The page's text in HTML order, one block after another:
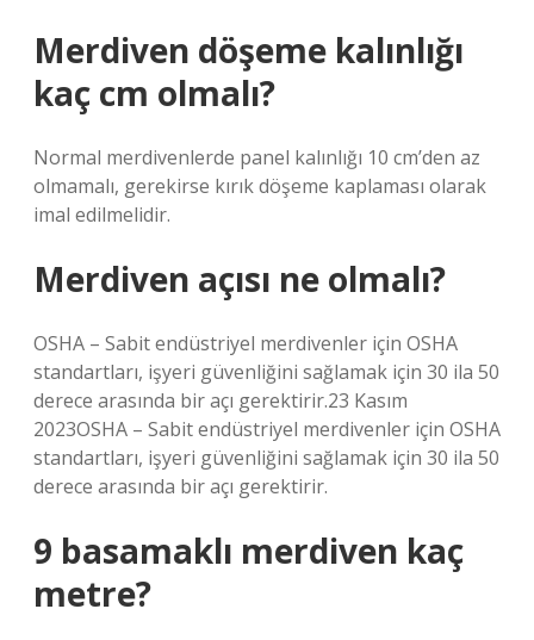
Merdiven döşeme kalınlığı
kaç cm olmalı?
Normal merdivenlerde panel kalınlığı 10 cm’den az
olmamalı, gerekirse kırık döşeme kaplaması olarak
imal edilmelidir.
Merdiven açısı ne olmalı?
OSHA – Sabit endüstriyel merdivenler için OSHA
standartları, işyeri güvenliğini sağlamak için 30 ila 50
derece arasında bir açı gerektirir.23 Kasım
2023OSHA – Sabit endüstriyel merdivenler için OSHA
standartları, işyeri güvenliğini sağlamak için 30 ila 50
derece arasında bir açı gerektirir.
9 basamaklı merdiven kaç
metre?